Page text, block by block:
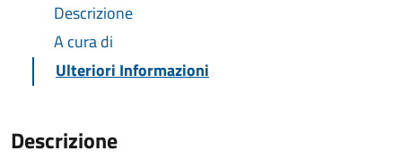
Descrizione
A cura di
Ulteriori Informazioni
Descrizione